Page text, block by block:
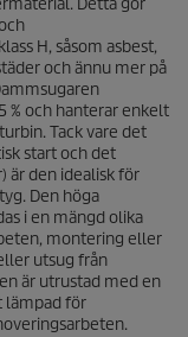
Detta gör
H, såsom asbest,
och ännu mer på
% och hanterar enkelt
Tack vare det
start och det
är den idealisk för
Den höga
i en mängd olika
montering eller
utsug från
är utrustad med en
lämpad för